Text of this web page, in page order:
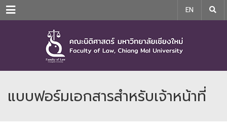
Menu EN
แบบฟอร์มเอกสารสำหรับเจ้าหน้าที่